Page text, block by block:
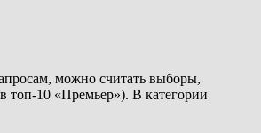
можно считать выборы,
топ-10 «Премьер»). В категории